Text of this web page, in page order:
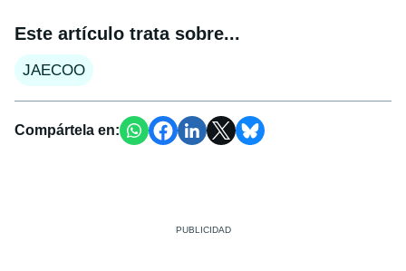
Este artículo trata sobre...
JAECOO
Compártela en: